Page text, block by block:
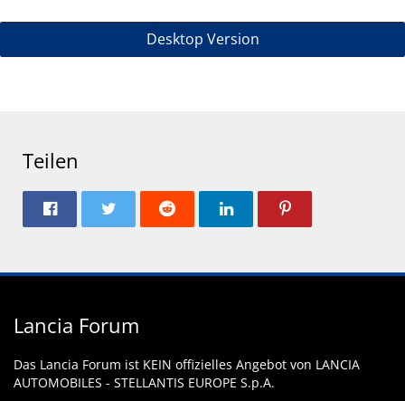
Desktop Version
Teilen
Lancia Forum
Das Lancia Forum ist KEIN offizielles Angebot von LANCIA
AUTOMOBILES - STELLANTIS EUROPE S.p.A.